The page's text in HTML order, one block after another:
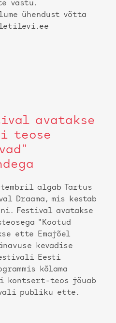
vastu.
ühendust võtta
avatakse
teose
algab Tartus
Draama, mis kestab
Festival avatakse
"Kootud
ette Emajõel
kevadise
Eesti
kõlama
kontsert-teos jõuab
publiku ette.